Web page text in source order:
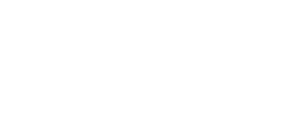
dans une nouvelle fenêtre.)